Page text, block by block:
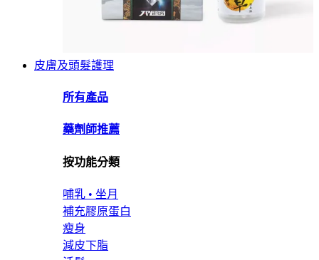
皮膚及頭髮護理
所有產品
藥劑師推薦
按功能分類
哺乳 • 坐月
補充膠原蛋白
瘦身
減皮下脂